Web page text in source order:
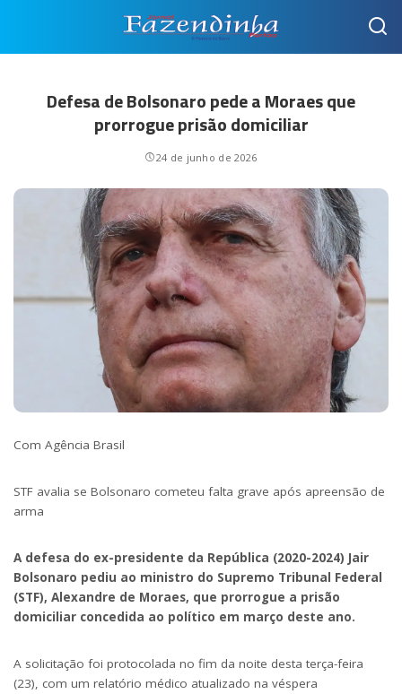
Defesa de Bolsonaro pede a Moraes que
prorrogue prisão domiciliar
24 de junho de 2026
Com Agência Brasil
STF avalia se Bolsonaro cometeu falta grave após apreensão de
arma
A defesa do ex-presidente da República (2020-2024) Jair
Bolsonaro pediu ao ministro do Supremo Tribunal Federal
(STF), Alexandre de Moraes, que prorrogue a prisão
domiciliar concedida ao político em março deste ano.
A solicitação foi protocolada no fim da noite desta terça-feira
(23), com um relatório médico atualizado na véspera